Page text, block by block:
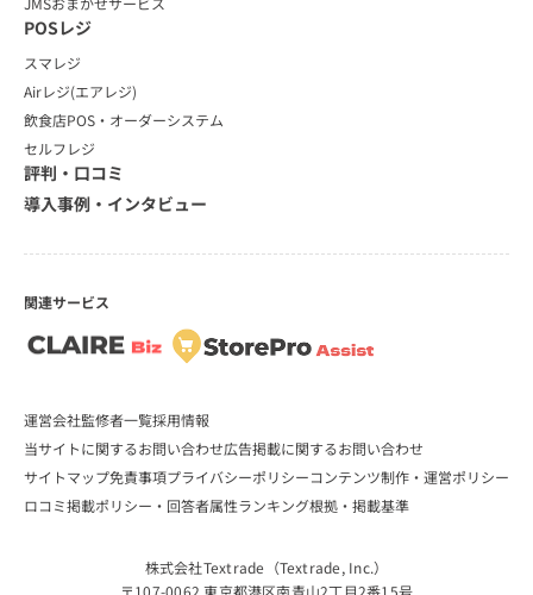
POSレジ
スマレジ
Airレジ(エアレジ)
飲食店POS・オーダーシステム
セルフレジ
評判・口コミ
導入事例・インタビュー
関連サービス
運営会社監修者一覧採用情報
当サイトに関するお問い合わせ広告掲載に関するお問い合わせ
サイトマップ免責事項プライバシーポリシーコンテンツ制作・運営ポリシー
ロコミ掲載ポリシー・回答者属性ランキング根拠・掲載基準
株式会社Textrade（Textrade, Inc.）
〒107-0062 東京都港区南青山2丁目2番15号